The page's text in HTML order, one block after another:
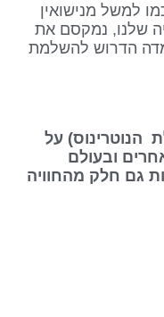
למשל מנישואין
שלנו, נמקסם את
ההתמדה הדרוש להשלמת
שיש לשמש (70% מפעולת הנוטרינוס) על
ובעולם
גם חלק מהחוויה